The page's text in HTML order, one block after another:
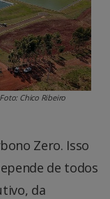
Chico Ribeiro
Zero. Isso
de todos
da